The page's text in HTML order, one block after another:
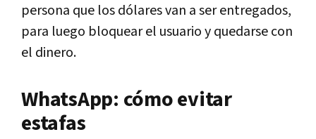
persona que los dólares van a ser entregados,
para luego bloquear el usuario y quedarse con
el dinero.
WhatsApp: cómo evitar
estafas